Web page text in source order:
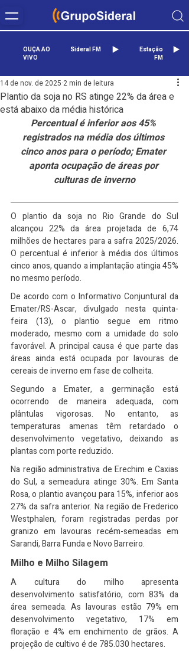
OUÇA AO
VIVO
Sideral FM
Estação
FM
Plantio da soja no RS atinge 22% da área e
está abaixo da média histórica
14 de nov. de 2025 2 min de leitura
Percentual é inferior aos 45%
registrados na média dos últimos
cinco anos para o período; Emater
aponta ocupação de áreas por
culturas de inverno
O plantio da soja no Rio Grande do Sul
alcançou 22% da área projetada de 6,74
milhões de hectares para a safra 2025/2026.
O percentual é inferior à média dos últimos
cinco anos, quando a implantação atingia 45%
no mesmo período.
De acordo com o Informativo Conjuntural da
Emater/RS-Ascar, divulgado nesta quinta-
feira (13), o plantio segue em ritmo
moderado, mesmo com a umidade do solo
favorável. A principal causa é que parte das
áreas ainda está ocupada por lavouras de
cereais de inverno em fase de colheita.
Segundo a Emater, a germinação está
ocorrendo de maneira adequada, com
plântulas vigorosas. No entanto, as
temperaturas amenas têm retardado o
desenvolvimento vegetativo, deixando as
plantas com porte reduzido.
Na região administrativa de Erechim e Caxias
do Sul, a semeadura atinge 30%. Em Santa
Rosa, o plantio avançou para 15%, inferior aos
27% da safra anterior. Na região de Frederico
Westphalen, foram registradas perdas por
granizo em lavouras recém-semeadas em
Sarandi, Barra Funda e Novo Barreiro.
Milho e Milho Silagem
A cultura do milho apresenta
desenvolvimento satisfatório, com 83% da
área semeada. As lavouras estão 79% em
desenvolvimento vegetativo, 17% em
floração e 4% em enchimento de grãos. A
projeção de cultivo é de 785.030 hectares.